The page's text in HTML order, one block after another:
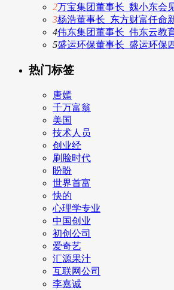
2万宝集团董事长_魏小东会
3杨浩董事长_东方财富任命
4伟东集团董事长_伟东云教
5盛运环保董事长_盛运环保
热门标签
唐嫣
千万富翁
美国
技术人员
创业经
刷脸时代
盼盼
世界首富
快的
心理学专业
中国创业
初创公司
爱奇艺
汇源果汁
互联网公司
李嘉诚